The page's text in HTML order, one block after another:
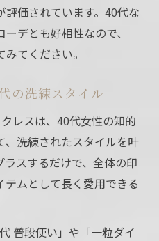
価されています。40代な
デとも好相性なので、
てください。
の洗練スタイル
レスは、40代女性の知的
、洗練されたスタイルを叶
スするだけで、全体の印
ムとして長く愛用できる
普段使い」や「一粒ダイ